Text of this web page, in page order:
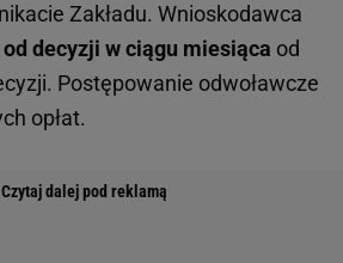
Zakładu. Wnioskodawca
od decyzji w ciągu miesiąca od
Postępowanie odwoławcze
opłat.